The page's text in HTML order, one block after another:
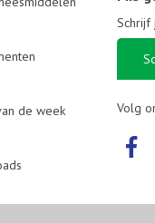
de week Volg